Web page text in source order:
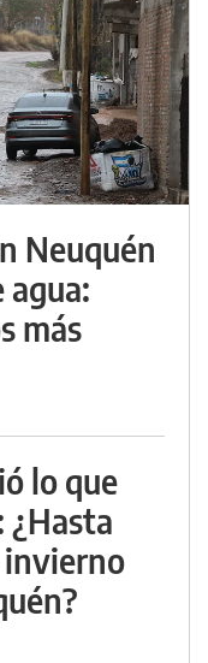
Neuquén
agua:
más
lo que
¿Hasta
invierno